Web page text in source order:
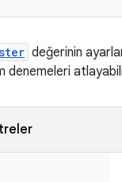
değerinin
denemeleri